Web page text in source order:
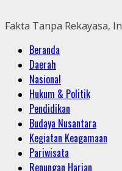
Fakta Tanpa Rekayasa,
Primary
Menu
Beranda
Daerah
Nasional
Hukum & Politik
Pendidikan
Budaya Nusantara
Kegiatan Keagamaan
Pariwisata
Renungan Harian